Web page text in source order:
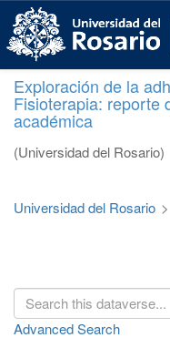
p
Exploración de la
Fisioterapia: reporte
académica
(Universidad del Rosario)
Universidad del Rosario >
Advanced Search